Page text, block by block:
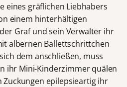
eines gräflichen Liebhabers
einem hinterhältigen
Graf und sein Verwalter ihr
albernen Ballettschrittchen
dem anschließen, muss
ihr Mini-Kinderzimmer quälen
Zuckungen epilepsieartig ihr